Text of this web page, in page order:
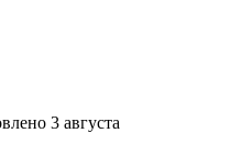
3 августа